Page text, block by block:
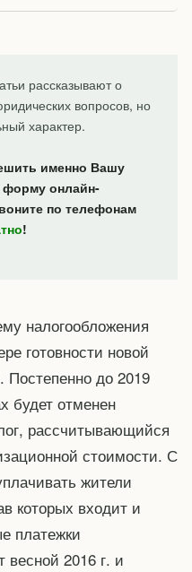
рассказывают о
вопросов, но
характер.
именно Вашу
онлайн-
по телефонам
!
налогообложения
готовности новой
Постепенно до 2019
будет отменен
рассчитывающийся
стоимости. С
жители
которых входит и
платежки
весной 2016 г. и